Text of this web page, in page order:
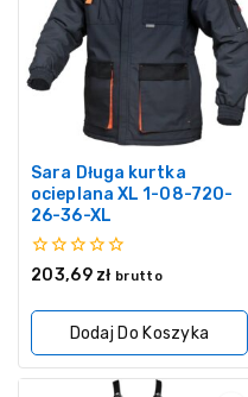
Sara Długa kurtka
ocieplana XL 1-08-720-
26-36-XL
0
5
203,69 zł brutto
Dodaj Do Koszyka